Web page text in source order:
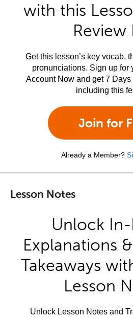
with this
Review
Get this lesson’s key vocab,
pronunciations. Sign up for
Account Now and get 7
including this
Join for
Already a Member?
Lesson Notes
Unlock
Explanations
Takeaways
Lesson
Unlock Lesson Notes and